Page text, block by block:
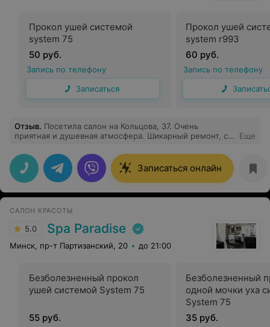
Прокол ушей системой
system 75
50 руб.
Запись по телефону
Записаться
Прокол ушей
system r993
60 руб.
Запись по телефону
Отзыв. Посетила салон на Кольцова, 37. Очень
приятная и душевная атмосфера. Шикарный ремонт, со
уютно. Один из лучших салонов в Минске. Очень
хорошие цены за оказанный услуги и статус салона.Все
девочки мастера своего дела, профессионалы. Делала
маникюр и мелирование. Всё быстро,
профессионально и с индивидуальным подходом.
Еще
Записаться онлайн
САЛОН КРАСОТЫ
5.0 Spa Paradise
Минск, пр-т Партизанский, 20 до 21:00
Безболезненный прокол
ушей системой System 75
55 руб.
Безболезненный
одной мочки уха
System 75
35 руб.